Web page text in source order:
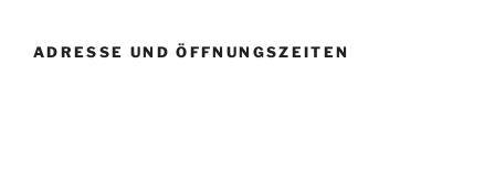
ADRESSE UND ÖFFNUNGSZEITEN